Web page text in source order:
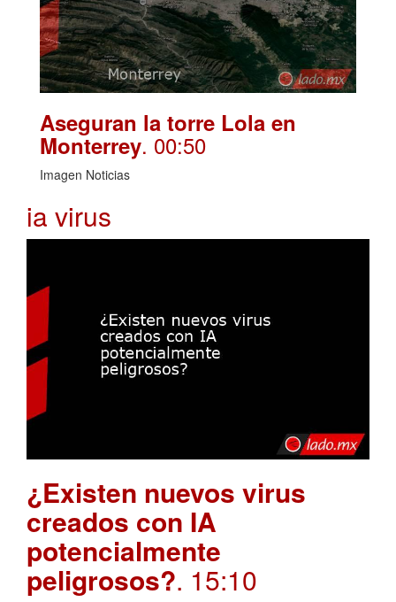
Aseguran la torre Lola en
Monterrey. 00:50
Imagen Noticias
ia virus
¿Existen nuevos virus
creados con IA
potencialmente
peligrosos?. 15:10